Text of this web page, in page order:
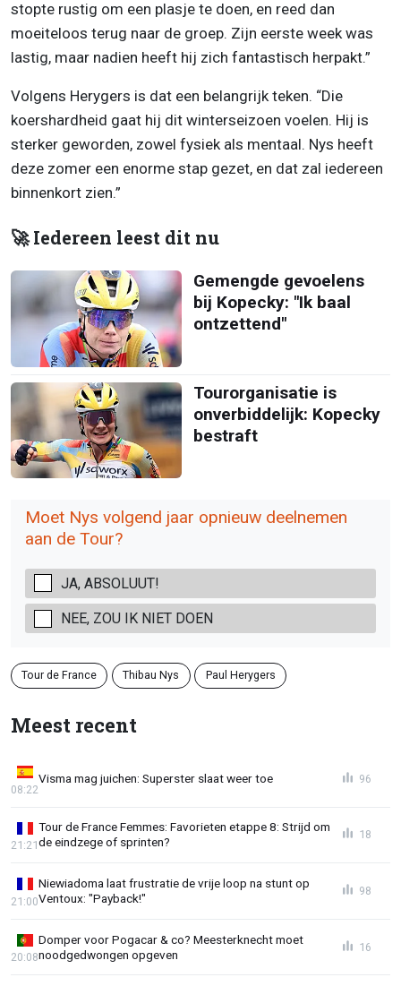
stopte rustig om een plasje te doen, en reed dan
moeiteloos terug naar de groep. Zijn eerste week was
lastig, maar nadien heeft hij zich fantastisch herpakt.”
Volgens Herygers is dat een belangrijk teken. “Die
koershardheid gaat hij dit winterseizoen voelen. Hij is
sterker geworden, zowel fysiek als mentaal. Nys heeft
deze zomer een enorme stap gezet, en dat zal iedereen
binnenkort zien.”
🚀 Iedereen leest dit nu
Gemengde gevoelens
bij Kopecky: "Ik baal
ontzettend"
Tourorganisatie is
onverbiddelijk: Kopecky
bestraft
Moet Nys volgend jaar opnieuw deelnemen
aan de Tour?
JA, ABSOLUUT!
NEE, ZOU IK NIET DOEN
Tour de France Thibau Nys Paul Herygers
Meest recent
Visma mag juichen: Superster slaat weer toe
08:22
96
Tour de France Femmes: Favorieten etappe 8: Strijd om
de eindzege of sprinten?
21:21
18
Niewiadoma laat frustratie de vrije loop na stunt op
Ventoux: "Payback!"
21:00
98
Domper voor Pogacar & co? Meesterknecht moet
noodgedwongen opgeven
20:08
16